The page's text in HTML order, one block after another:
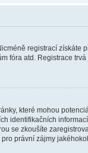
registrací získáte
fóra atd. Registrace
které mohou
identifikačních
se zkoušíte
právní zájmy